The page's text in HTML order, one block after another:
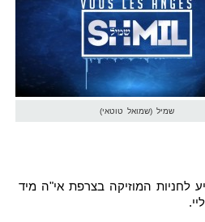
שמיל (שמואל טוטאי)
לחניות המוזיקה בצרפת אי"ה מיד